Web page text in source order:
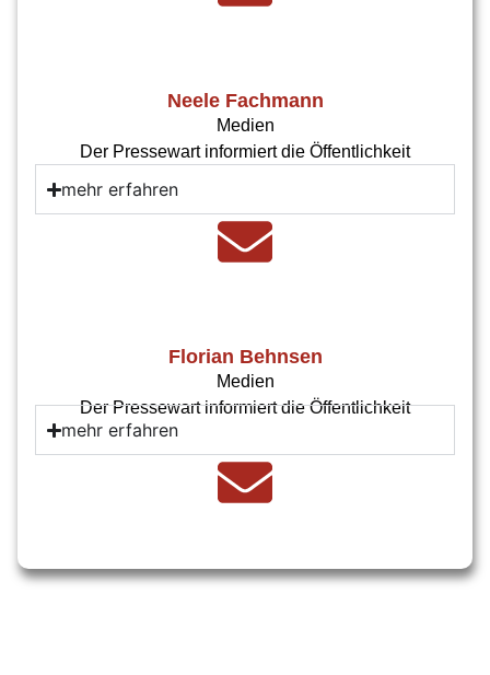
Neele Fachmann
Medien
Der Pressewart informiert die Öffentlichkeit
mehr erfahren
Florian Behnsen
Medien
Der Pressewart informiert die Öffentlichkeit
mehr erfahren